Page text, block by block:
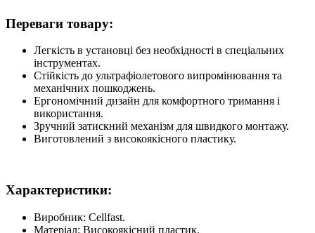
Переваги товару:
Легкість в установці без необхідності в спеціальних
інструментах.
Стійкість до ультрафіолетового випромінювання та
механічних пошкоджень.
Ергономічний дизайн для комфортного тримання і
використання.
Зручний затискний механізм для швидкого монтажу.
Виготовлений з високоякісного пластику.
Характеристики:
Виробник: Cellfast.
Матеріал: Високоякісний пластик.